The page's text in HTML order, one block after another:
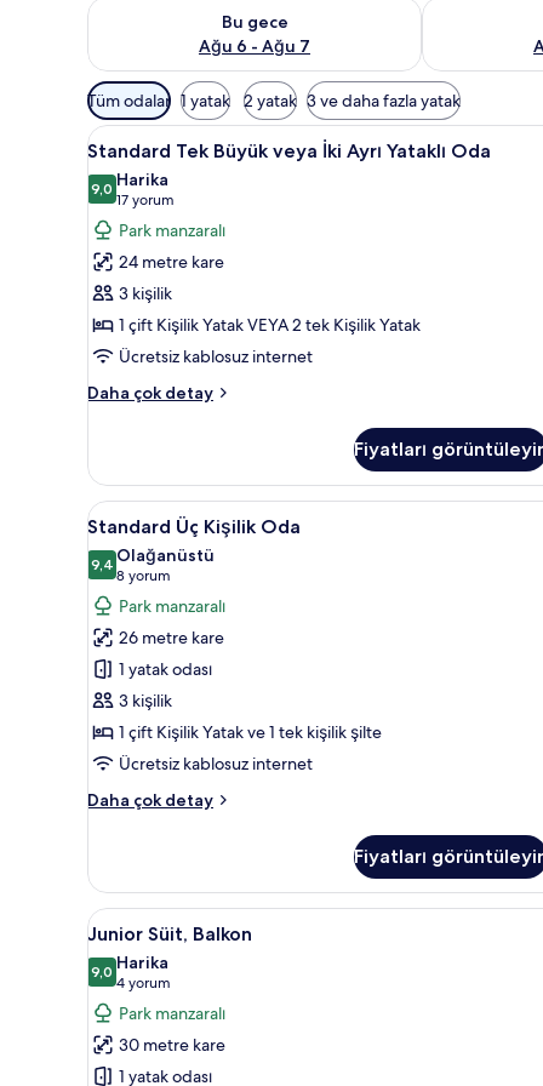
Bu gece
Ağu 6 - Ağu 7
Bu gece için müsaitliği kontrol et Ağu 6 - Ağu 7
Yarın için
Odalar
için
mevcut
filtreler
Tüm odalar 1 yatak 2 yatak 3 ve daha fazla yatak
Standard
Tek
Büyük
veya
İki
Ayrı
Yataklı
Oda
için
tüm
Minibar, odada kasa, masa,
7
Standard Tek Büyük veya İki Ayrı Yataklı Oda
9,09,0 / 10
Harika
17 yorum
(17
yorum)
Park manzaralı
24 metre kare
3 kişilik
1 çift Kişilik Yatak VEYA 2 tek Kişilik Yatak
Ücretsiz kablosuz internet
Daha çok detay
Standard
İki
Ayrı
Yataklı
Oda
hakkında
daha
fazla
detay
Fiyatları
Standard
Üç
Kişilik
Oda
için
tüm
fotoğrafları
görün
Standard Üç Kişilik Oda |
6
Standard Üç Kişilik Oda
9,49,4 / 10
Olağanüstü
8 yorum
(8
yorum)
Park manzaralı
26 metre kare
1 yatak odası
3 kişilik
1 çift Kişilik Yatak ve 1 tek kişilik şilte
Ücretsiz kablosuz internet
Daha çok detay
Standard
hakkında
daha
fazla
detay
Fiyatları
Junior
Süit,
Balkon
için
tüm
fotoğrafları
Junior Süit, Balkon | Minibar,
7
Junior Süit, Balkon
9,09,0 / 10
Harika
4 yorum
(4
yorum)
Park manzaralı
30 metre kare
1 yatak odası